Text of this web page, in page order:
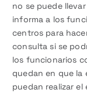
no se puede
informa a los
centros para
consulta si se
los funcionarios
quedan en que la
puedan realizar